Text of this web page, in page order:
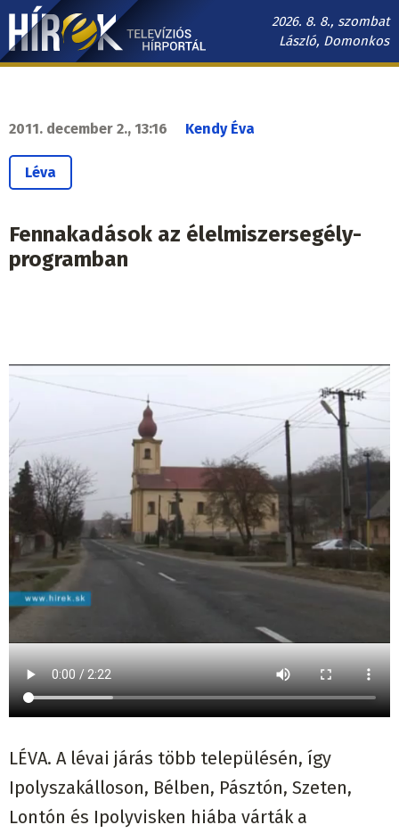
Ugrás
tartalomra
2026. 8. 8., szombat
László, Domonkos
Hírek.sk
2011. december 2., 13:16 Kendy Éva
Léva
Fennakadások az élelmiszersegély-
programban
LÉVA. A lévai járás több településén, így
Ipolyszakálloson, Bélben, Pásztón, Szeten,
Lontón és Ipolyvisken hiába várták a